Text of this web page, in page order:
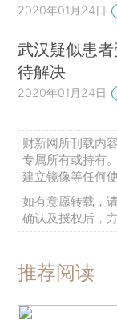
2020年01月24日
武汉疑似患
待解决
2020年01月24日
财新网所刊载内
专属所有或持有
建立镜像等任何使
如有意愿转载，
确认及授权后，
推荐阅读